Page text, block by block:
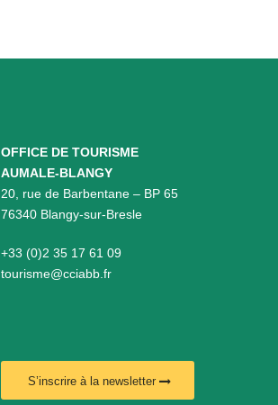
OFFICE DE TOURISME
AUMALE-BLANGY
20, rue de Barbentane – BP 65
76340 Blangy-sur-Bresle
+33 (0)2 35 17 61 09
tourisme@cciabb.fr
S’inscrire à la newsletter